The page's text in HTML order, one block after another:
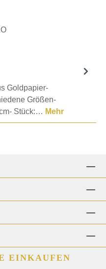
Goldpapier-
Größen-
Stück:… Mehr
EINKAUFEN